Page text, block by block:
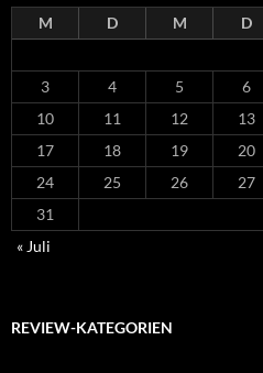
M D M D
3
4 5 6
10
11 12 13
17
18 19 20
24
25 26 27
31
« Juli
REVIEW-KATEGORIEN